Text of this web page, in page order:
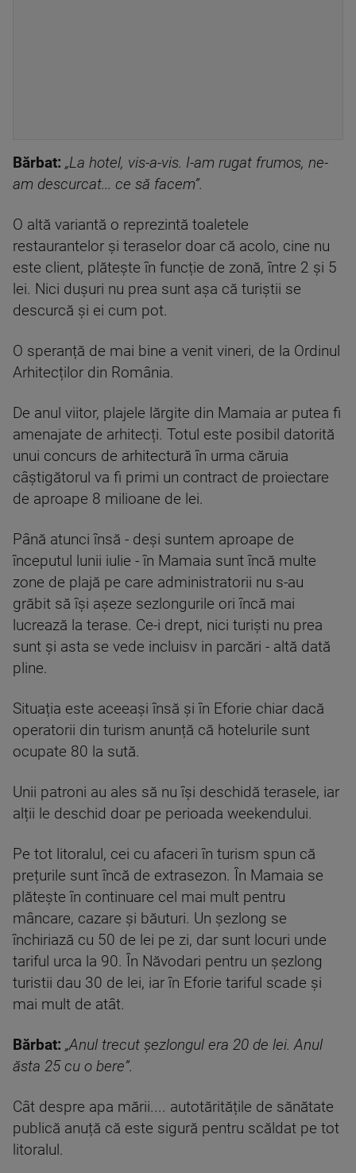
Bărbat: „La hotel, vis-a-vis. I-am rugat frumos, ne-
am descurcat... ce să facem”.
O altă variantă o reprezintă toaletele
restaurantelor și teraselor doar că acolo, cine nu
este client, plătește în funcție de zonă, între 2 și 5
lei. Nici dușuri nu prea sunt așa că turiștii se
descurcă și ei cum pot.
O speranță de mai bine a venit vineri, de la Ordinul
Arhitecților din România.
De anul viitor, plajele lărgite din Mamaia ar putea fi
amenajate de arhitecți. Totul este posibil datorită
unui concurs de arhitectură în urma căruia
câștigătorul va fi primi un contract de proiectare
de aproape 8 milioane de lei.
Până atunci însă - deși suntem aproape de
începutul lunii iulie - în Mamaia sunt încă multe
zone de plajă pe care administratorii nu s-au
grăbit să își așeze sezlongurile ori încă mai
lucrează la terase. Ce-i drept, nici turiști nu prea
sunt și asta se vede incluisv in parcări - altă dată
pline.
Situația este aceeași însă și în Eforie chiar dacă
operatorii din turism anunță că hotelurile sunt
ocupate 80 la sută.
Unii patroni au ales să nu își deschidă terasele, iar
alții le deschid doar pe perioada weekendului.
Pe tot litoralul, cei cu afaceri în turism spun că
prețurile sunt încă de extrasezon. În Mamaia se
plătește în continuare cel mai mult pentru
mâncare, cazare și băuturi. Un șezlong se
închiriază cu 50 de lei pe zi, dar sunt locuri unde
tariful urca la 90. În Năvodari pentru un șezlong
turistii dau 30 de lei, iar în Eforie tariful scade și
mai mult de atât.
Bărbat: „Anul trecut șezlongul era 20 de lei. Anul
ăsta 25 cu o bere”.
Cât despre apa mării.... autotăritățile de sănătate
publică anuță că este sigură pentru scăldat pe tot
litoralul.